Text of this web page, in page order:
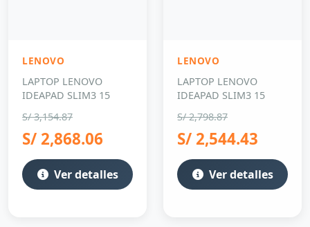
LENOVO
LAPTOP LENOVO
IDEAPAD SLIM3 15
S/ 3,154.87
S/ 2,868.06
Ver detalles
LENOVO
LAPTOP LENOVO
IDEAPAD SLIM3 15
S/ 2,798.87
S/ 2,544.43
Ver detalles